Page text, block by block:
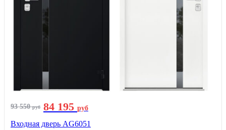
93 550руб 84 195 руб
Входная дверь AG6051